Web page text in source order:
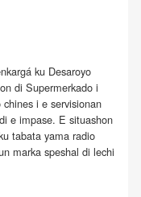
ku Desaroyo
di Supermerkado i
i e servisionan
e impase. E situashon
tabata yama radio
marka speshal di lechi